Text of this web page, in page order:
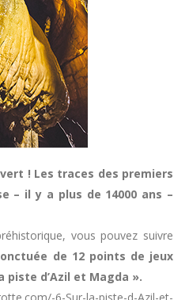
! Les traces des premiers
– il y a plus de 14000 ans –
vous pouvez suivre
de 12 points de jeux
piste d’Azil et Magda ».